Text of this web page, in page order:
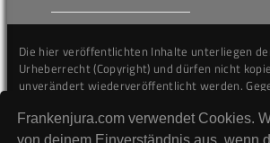
Frankenjura.com verwendet Cookies.
von deinem Einverständnis aus, wenn
Die hier veröffentlichten Inhalte unterliegen
Urheberrecht (Copyright) und dürfen nicht
unverändert wiederveröffentlicht werden.
Kontakt